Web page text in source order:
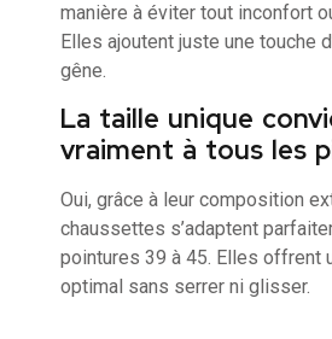
manière à éviter tout inconfort
Elles ajoutent juste une touche
gêne.
La taille unique
vraiment à tous les
Oui, grâce à leur composition
chaussettes s’adaptent
pointures 39 à 45. Elles offrent
optimal sans serrer ni glisser.